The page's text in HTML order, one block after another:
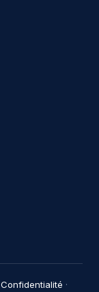
Confidentialité ·